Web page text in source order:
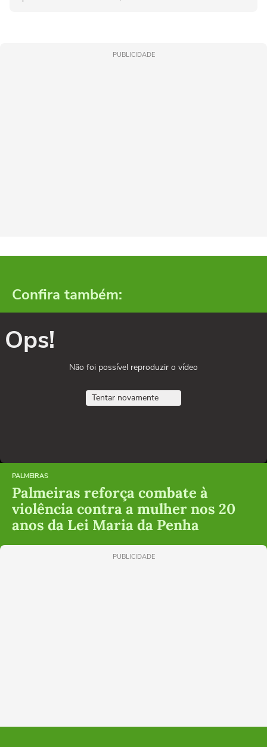
PUBLICIDADE
Confira também:
Ops!
Não foi possível reproduzir o vídeo
Tentar novamente
PALMEIRAS
Palmeiras reforça combate à
violência contra a mulher nos 20
anos da Lei Maria da Penha
PUBLICIDADE